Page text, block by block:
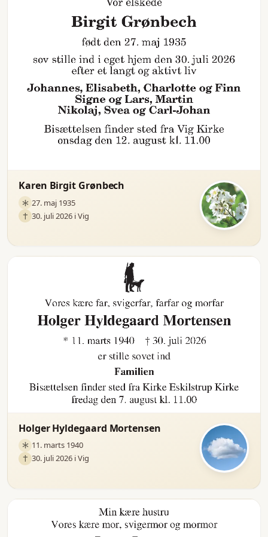
Karen Birgit Grønbech
27. maj 1935
30. juli 2026 i Vig
Holger Hyldegaard Mortensen
11. marts 1940
30. juli 2026 i Vig